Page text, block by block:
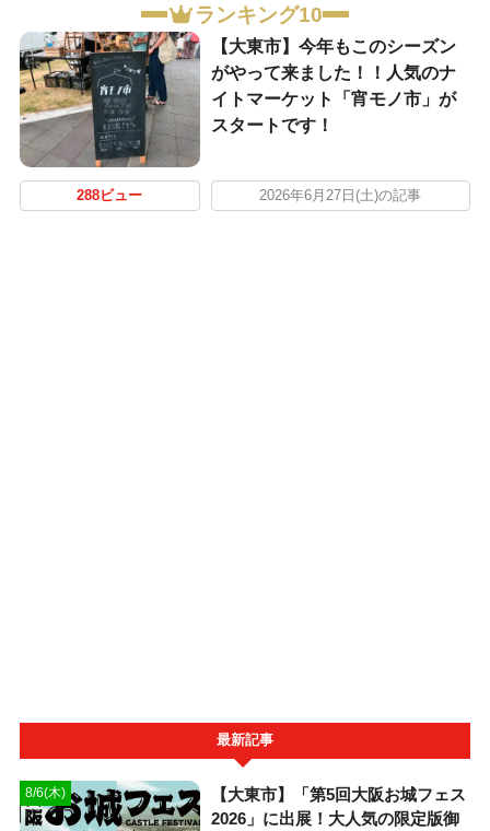
ランキング10
【大東市】今年もこのシーズン
がやって来ました！！人気のナ
イトマーケット「宵モノ市」が
スタートです！
288ビュー 2026年6月27日(土)の記事
最新記事
8/6(木)
【大東市】「第5回大阪お城フェス
2026」に出展！大人気の限定版御